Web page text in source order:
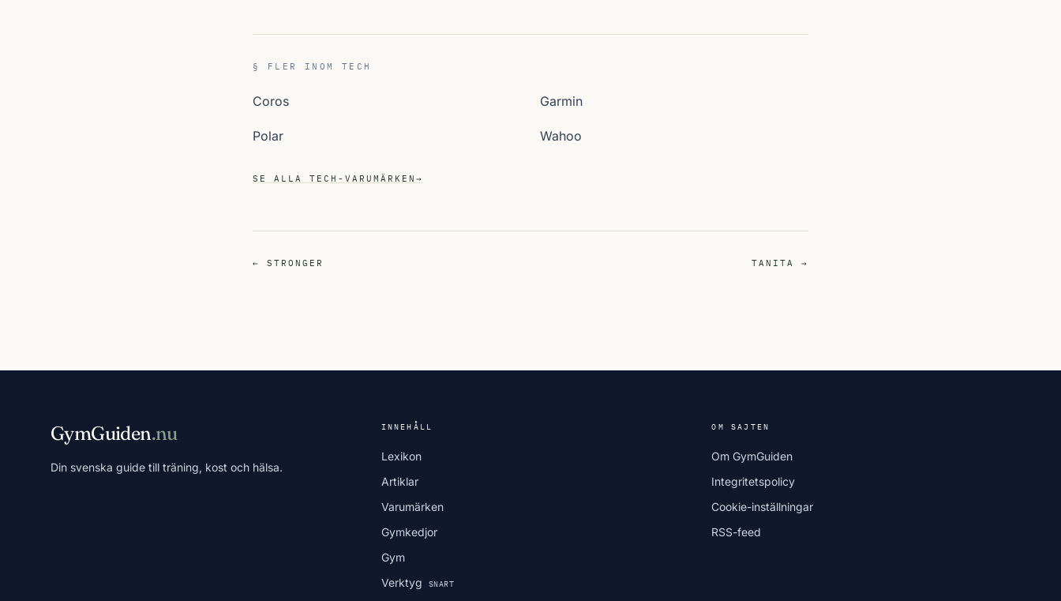
§ FLER INOM TECH
Coros Garmin
Polar Wahoo
SE ALLA TECH-VARUMÄRKEN →
← STRONGER TANITA →
GymGuiden.nu
Din svenska guide till träning, kost och hälsa.
INNEHÅLL
Lexikon
Artiklar
Varumärken
Gymkedjor
Gym
Verktyg
SNART
OM SAJTEN
Om GymGuiden
Integritetspolicy
Cookie-inställningar
RSS-feed